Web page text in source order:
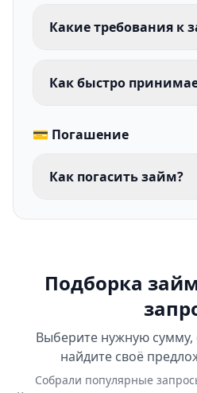
Какие требования к
Как быстро
💳 Погашение
Как погасить займ?
Подборка
Выберите нужную
найдите своё
Собрали популярные